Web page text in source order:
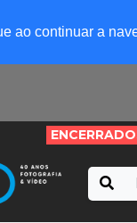
ao continuar a